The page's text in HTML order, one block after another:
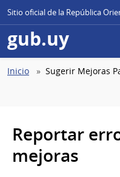
Sitio oficial de la República
gub.uy
Ruta
Inicio Sugerir Mejoras
Reportar
mejoras